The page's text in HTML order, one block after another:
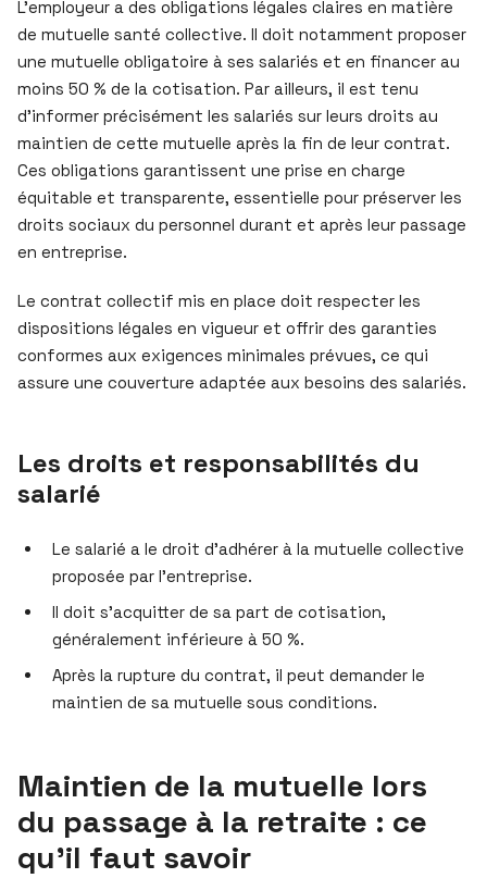
L’employeur a des obligations légales claires en matière
de mutuelle santé collective. Il doit notamment proposer
une mutuelle obligatoire à ses salariés et en financer au
moins 50 % de la cotisation. Par ailleurs, il est tenu
d’informer précisément les salariés sur leurs droits au
maintien de cette mutuelle après la fin de leur contrat.
Ces obligations garantissent une prise en charge
équitable et transparente, essentielle pour préserver les
droits sociaux du personnel durant et après leur passage
en entreprise.
Le contrat collectif mis en place doit respecter les
dispositions légales en vigueur et offrir des garanties
conformes aux exigences minimales prévues, ce qui
assure une couverture adaptée aux besoins des salariés.
Les droits et responsabilités du
salarié
Le salarié a le droit d’adhérer à la mutuelle collective
proposée par l’entreprise.
Il doit s’acquitter de sa part de cotisation,
généralement inférieure à 50 %.
Après la rupture du contrat, il peut demander le
maintien de sa mutuelle sous conditions.
Maintien de la mutuelle lors
du passage à la retraite : ce
qu’il faut savoir